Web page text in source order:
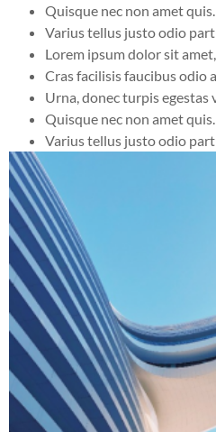
Quisque nec non amet quis.
Varius tellus justo odio
Lorem ipsum dolor sit
Cras facilisis faucibus odio
Urna, donec turpis egestas
Quisque nec non amet quis.
Varius tellus justo odio